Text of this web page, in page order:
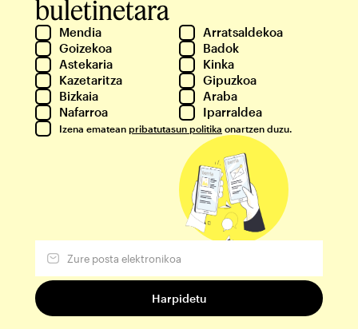
buletinetara
Mendia
Arratsaldekoa
Goizekoa
Badok
Astekaria
Kinka
Kazetaritza
Gipuzkoa
Bizkaia
Araba
Nafarroa
Iparraldea
Izena ematean pribatutasun politika onartzen duzu.